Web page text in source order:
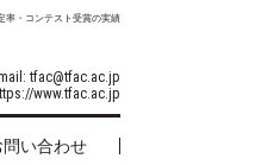
率・コンテスト受賞の実績
tfac@tfac.ac.jp
www.tfac.ac.jp
問い合わせ